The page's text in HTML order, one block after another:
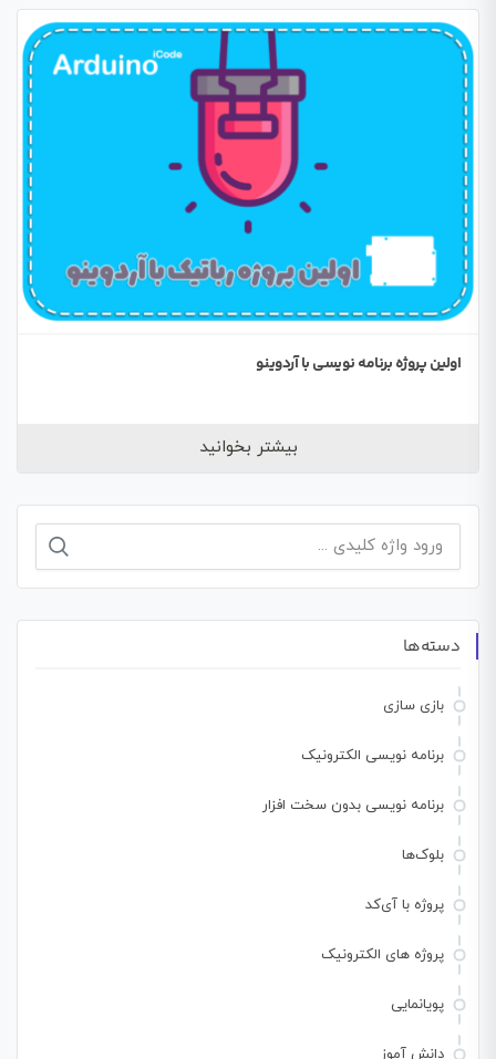
اولین پروژه برنامه نویسی با آردوینو
بیشتر بخوانید
جستجو
برای:
دسته‌ها
بازی سازی
برنامه نویسی الکترونیک
برنامه نویسی بدون سخت افزار
بلوک‌ها
پروژه با آی‌کد
پروژه های الکترونیک
پویانمایی
دانش آموز